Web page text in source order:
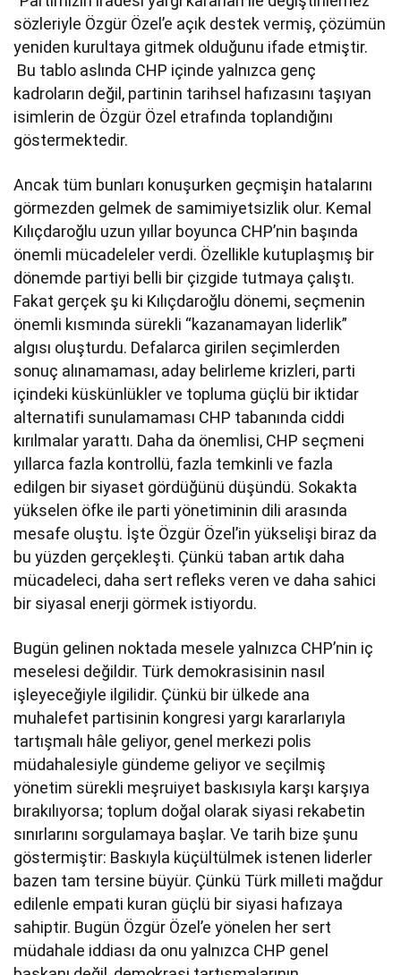
sözleriyle Özgür Özel’e açık destek vermiş, çözümün
yeniden kurultaya gitmek olduğunu ifade etmiştir.
Bu tablo aslında CHP içinde yalnızca genç
kadroların değil, partinin tarihsel hafızasını taşıyan
isimlerin de Özgür Özel etrafında toplandığını
göstermektedir.
Ancak tüm bunları konuşurken geçmişin hatalarını
görmezden gelmek de samimiyetsizlik olur. Kemal
Kılıçdaroğlu uzun yıllar boyunca CHP’nin başında
önemli mücadeleler verdi. Özellikle kutuplaşmış bir
dönemde partiyi belli bir çizgide tutmaya çalıştı.
Fakat gerçek şu ki Kılıçdaroğlu dönemi, seçmenin
önemli kısmında sürekli “kazanamayan liderlik”
algısı oluşturdu. Defalarca girilen seçimlerden
sonuç alınamaması, aday belirleme krizleri, parti
içindeki küskünlükler ve topluma güçlü bir iktidar
alternatifi sunulamaması CHP tabanında ciddi
kırılmalar yarattı. Daha da önemlisi, CHP seçmeni
yıllarca fazla kontrollü, fazla temkinli ve fazla
edilgen bir siyaset gördüğünü düşündü. Sokakta
yükselen öfke ile parti yönetiminin dili arasında
mesafe oluştu. İşte Özgür Özel’in yükselişi biraz da
bu yüzden gerçekleşti. Çünkü taban artık daha
mücadeleci, daha sert refleks veren ve daha sahici
bir siyasal enerji görmek istiyordu.
Bugün gelinen noktada mesele yalnızca CHP’nin iç
meselesi değildir. Türk demokrasisinin nasıl
işleyeceğiyle ilgilidir. Çünkü bir ülkede ana
muhalefet partisinin kongresi yargı kararlarıyla
tartışmalı hâle geliyor, genel merkezi polis
müdahalesiyle gündeme geliyor ve seçilmiş
yönetim sürekli meşruiyet baskısıyla karşı karşıya
bırakılıyorsa; toplum doğal olarak siyasi rekabetin
sınırlarını sorgulamaya başlar. Ve tarih bize şunu
göstermiştir: Baskıyla küçültülmek istenen liderler
bazen tam tersine büyür. Çünkü Türk milleti mağdur
edilenle empati kuran güçlü bir siyasi hafızaya
sahiptir. Bugün Özgür Özel’e yönelen her sert
müdahale iddiası da onu yalnızca CHP genel